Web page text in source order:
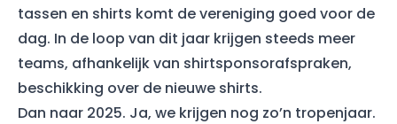
tassen en shirts komt de vereniging goed voor de
dag. In de loop van dit jaar krijgen steeds meer
teams, afhankelijk van shirtsponsorafspraken,
beschikking over de nieuwe shirts.
Dan naar 2025. Ja, we krijgen nog zo’n tropenjaar.